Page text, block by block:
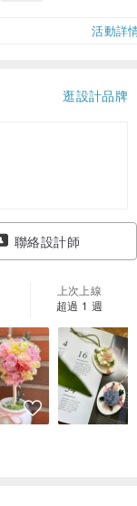
活動詳
逛設計品牌
聯絡設計師
上次上線
超過 1 週